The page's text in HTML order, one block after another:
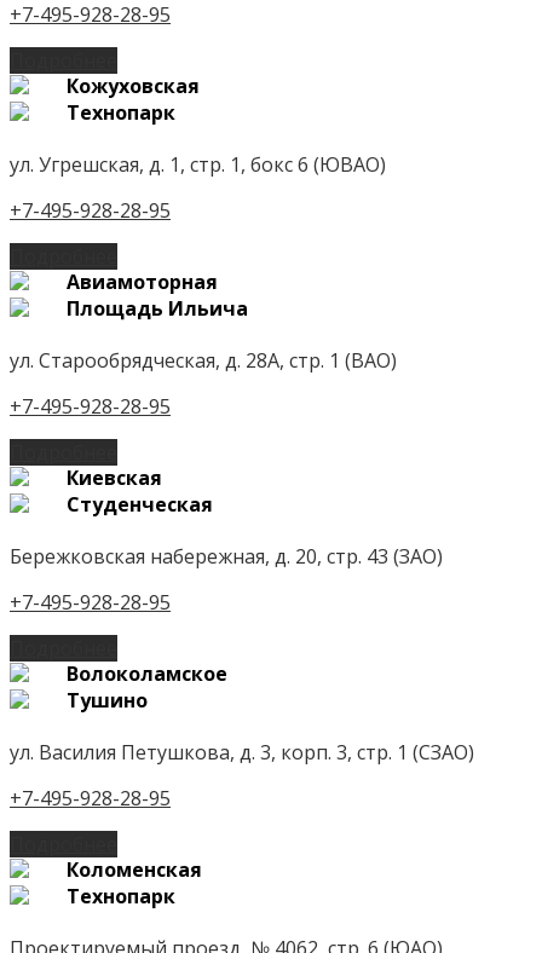
+7-495-928-28-95
Кожуховская
Технопарк
ул. Угрешская, д. 1, стр. 1, бокс 6 (ЮВАО)
+7-495-928-28-95
Авиамоторная
Площадь Ильича
ул. Старообрядческая, д. 28А, стр. 1 (ВАО)
+7-495-928-28-95
Киевская
Студенческая
Бережковская набережная, д. 20, стр. 43 (ЗАО)
+7-495-928-28-95
Волоколамское
Тушино
ул. Василия Петушкова, д. 3, корп. 3, стр. 1 (СЗАО)
+7-495-928-28-95
Коломенская
Технопарк